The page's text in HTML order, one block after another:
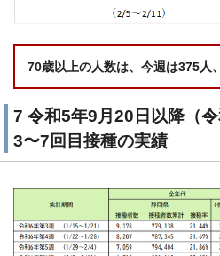
70歳以上の人数は、今週は375人
7 令和5年9月20日以降（令
3〜7回目接種の実績